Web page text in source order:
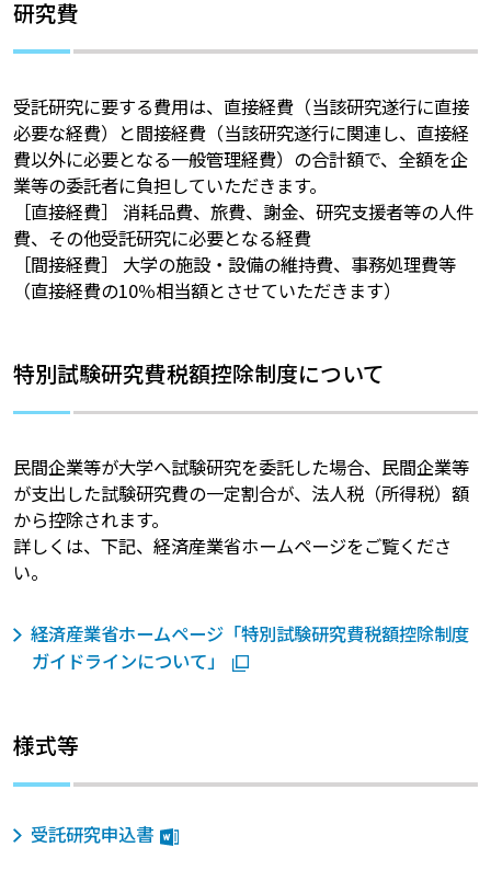
研究費
受託研究に要する費用は、直接経費（当該研究遂行に直接
必要な経費）と間接経費（当該研究遂行に関連し、直接経
費以外に必要となる一般管理経費）の合計額で、全額を企
業等の委託者に負担していただきます。
［直接経費］ 消耗品費、旅費、謝金、研究支援者等の人件
費、その他受託研究に必要となる経費
［間接経費］ 大学の施設・設備の維持費、事務処理費等
（直接経費の10％相当額とさせていただきます）
特別試験研究費税額控除制度について
民間企業等が大学へ試験研究を委託した場合、民間企業等
が支出した試験研究費の一定割合が、法人税（所得税）額
から控除されます。
詳しくは、下記、経済産業省ホームページをご覧くださ
い。
経済産業省ホームページ「特別試験研究費税額控除制度
ガイドラインについて」
様式等
受託研究申込書